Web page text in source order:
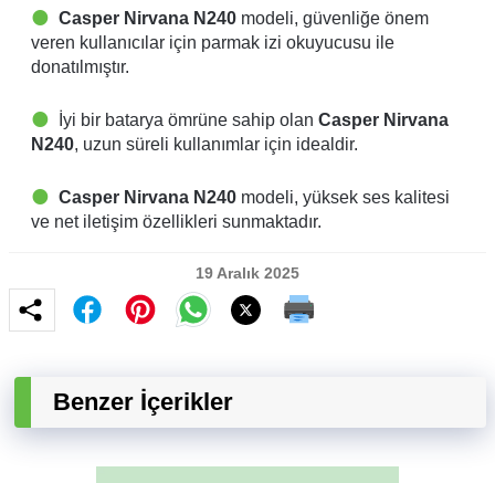
Casper Nirvana N240 modeli, güvenliğe önem
veren kullanıcılar için parmak izi okuyucusu ile
donatılmıştır.
İyi bir batarya ömrüne sahip olan Casper Nirvana
N240, uzun süreli kullanımlar için idealdir.
Casper Nirvana N240 modeli, yüksek ses kalitesi
ve net iletişim özellikleri sunmaktadır.
19 Aralık 2025
Benzer İçerikler